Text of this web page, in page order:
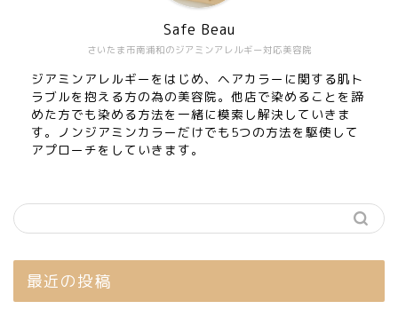
さいたま市南浦和のジアミンアレルギー対応美容院
Safe Beau
ジアミンアレルギーをはじめ、ヘアカラーに関する肌ト
ラブルを抱える方の為の美容院。他店で染めることを諦
めた方でも染める方法を一緒に模索し解決していきま
す。ノンジアミンカラーだけでも5つの方法を駆使して
アプローチをしていきます。
最近の投稿